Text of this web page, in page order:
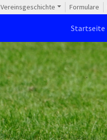
Vereinsgeschichte Formulare
Startseite